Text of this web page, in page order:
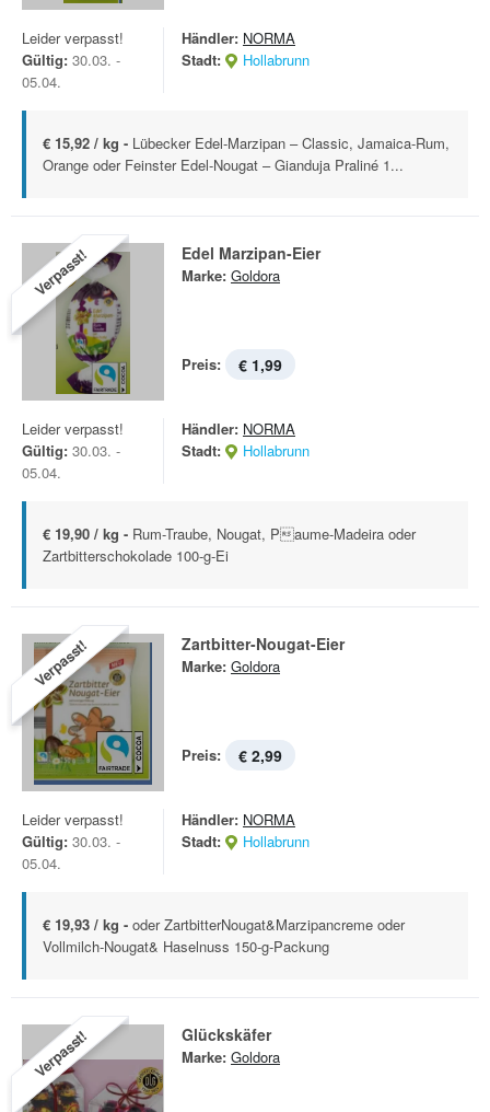
Leider verpasst!
Gültig: 30.03. -
05.04.
Händler: NORMA
Stadt:
Hollabrunn
€ 15,92 / kg - Lübecker Edel-Marzipan – Classic, Jamaica-Rum,
Orange oder Feinster Edel-Nougat – Gianduja Praliné 1...
Verpasst! Edel Marzipan-Eier
Marke: Goldora
Preis: € 1,99
Leider verpasst!
Gültig: 30.03. -
05.04.
Händler: NORMA
Stadt:
Hollabrunn
€ 19,90 / kg - Rum-Traube, Nougat, Paume-Madeira oder
Zartbitterschokolade 100-g-Ei
Verpasst! Zartbitter-Nougat-Eier
Marke: Goldora
Preis: € 2,99
Leider verpasst!
Gültig: 30.03. -
05.04.
Händler: NORMA
Stadt:
Hollabrunn
€ 19,93 / kg - oder ZartbitterNougat&Marzipancreme oder
Vollmilch-Nougat& Haselnuss 150-g-Packung
Verpasst! Glückskäfer
Marke: Goldora